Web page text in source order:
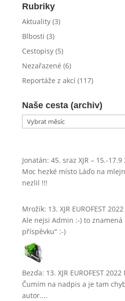
Rubriky
Aktuality(3)
Blbosti (3)
Cestopisy(5)
Nezařazené (6)
Reportáže z akcí(117)
Naše cesta (archiv)
Naše
cesta
Jonatán: 45. sraz XJR – 15.-
Moc hezké místo Láďo na
nezlil !!!
Mrožík: 13. XJR EUROFEST
Ale nejsi Admin :-) to
příspěvku" :-)
Bezďa: 13. XJR EUROFEST
Čumím na nadpis a je tam
autor....